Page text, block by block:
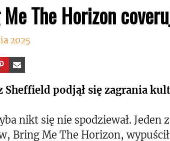
The Horizon
2025
Sheffield podjął się zagrania
nikt się nie spodziewał. Jeden
Bring Me The Horizon,